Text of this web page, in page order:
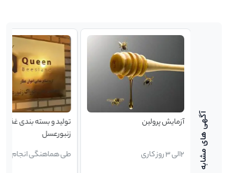
پرورش آزمایش پرولین
2الی 3 روز کاری
تولید و بسته بندی غذای
زنبورعسل
طی هماهنگی انجام